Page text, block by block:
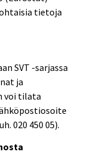
tietoja
SVT -sarjassa
ja
voi tilata
020 450 05).